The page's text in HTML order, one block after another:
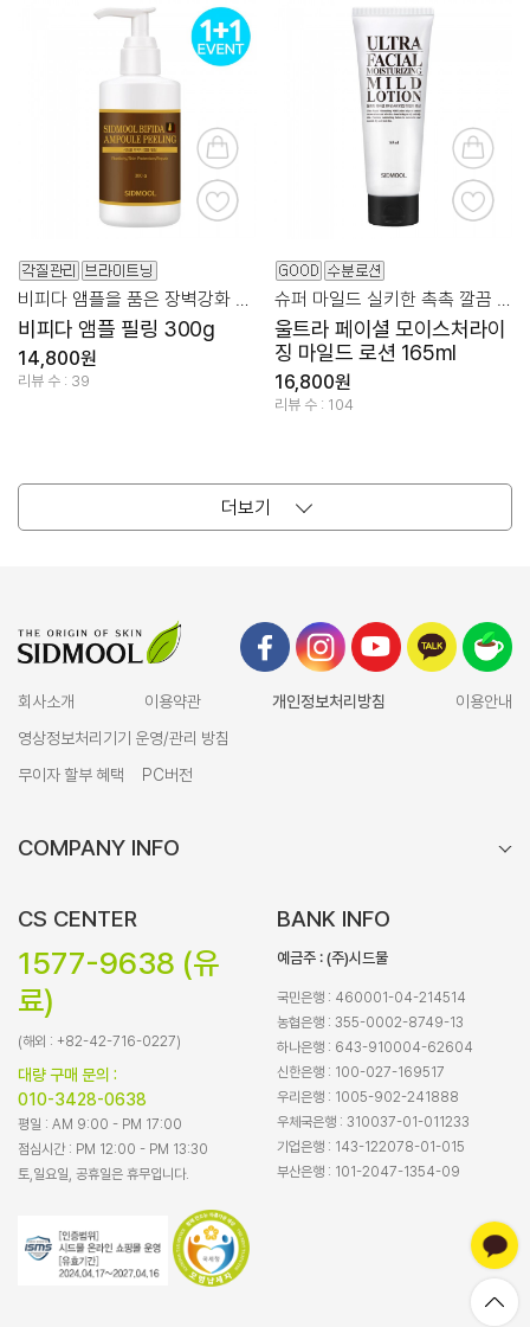
비피다 앰플 필링 300g
14,800원
리뷰 수 : 39
울트라 페이셜 모이스처라이
징 마일드 로션 165ml
16,800원
리뷰 수 : 104
더보기
회사소개 이용약관 개인정보처리방침
이용안내
영상정보처리기기 운영/관리 방침
무이자 할부 혜택
PC버전
COMPANY INFO
CS CENTER
1577-9638 (유
료)
(해외 : +82-42-716-0227)
대량 구매 문의 :
010-3428-0638
평일 : AM 9:00 - PM 17:00
점심시간 : PM 12:00 - PM 13:30
토,일요일, 공휴일은 휴무입니다.
BANK INFO
예금주 : (주)시드물
국민은행 : 460001-04-214514
농협은행 : 355-0002-8749-13
하나은행 : 643-910004-62604
신한은행 : 100-027-169517
우리은행 : 1005-902-241888
우체국은행 : 310037-01-011233
기업은행 : 143-122078-01-015
부산은행 : 101-2047-1354-09